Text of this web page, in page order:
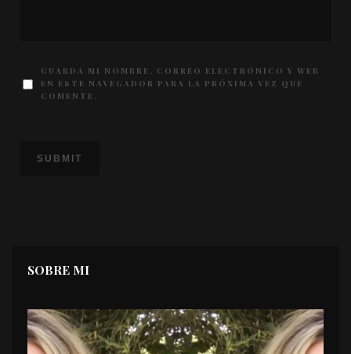
GUARDA MI NOMBRE, CORREO ELECTRÓNICO Y WEB
EN ESTE NAVEGADOR PARA LA PRÓXIMA VEZ QUE
COMENTE.
SOBRE MI